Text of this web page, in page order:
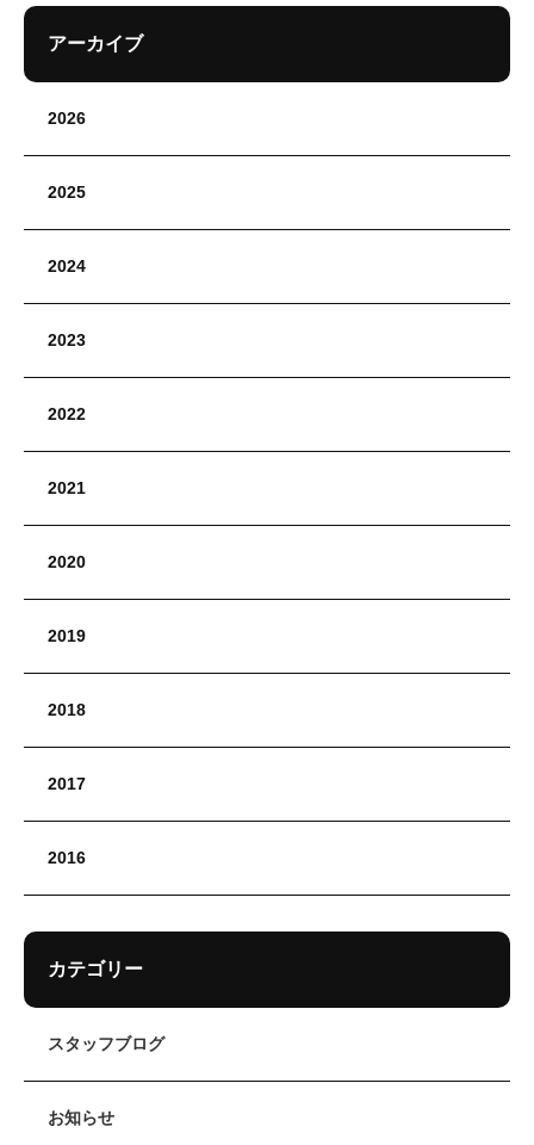
アーカイブ
2026
2025
2024
2023
2022
2021
2020
2019
2018
2017
2016
カテゴリー
スタッフブログ
お知らせ